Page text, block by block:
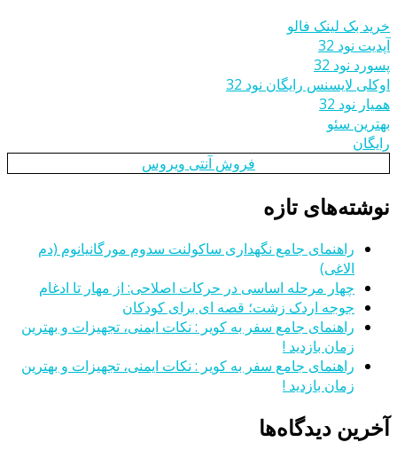
خرید بک لینک فالو
آپدیت نود 32
پسورد نود 32
اوکلی لایسنس رایگان نود 32
همیار نود 32
بهترین سئو
رایگان
فروش آنتی ویروس
نوشته‌های تازه
راهنمای جامع نگهداری ساکولنت سدوم مورگانیانوم (دم
الاغی)
چهار مرحله اساسی در حرکات اصلاحی: از مهار تا ادغام
جوجه اردک زشت؛ قصه ای برای کودکان
راهنمای جامع سفر به کویر : نکات ایمنی، تجهیزات و بهترین
زمان بازدید !
راهنمای جامع سفر به کویر : نکات ایمنی، تجهیزات و بهترین
زمان بازدید !
آخرین دیدگاه‌ها